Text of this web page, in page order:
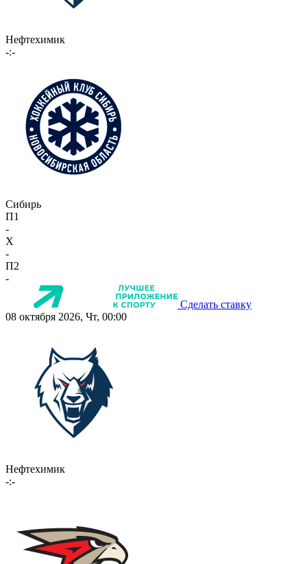
Нефтехимик
-:-
Сибирь
П1
-
X
-
П2
-
Сделать ставку
08 октября 2026, Чт, 00:00
Нефтехимик
-:-